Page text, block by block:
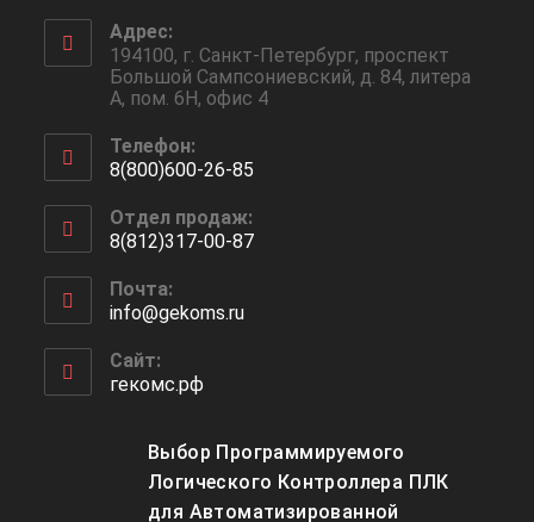
Адрес:
194100, г. Санкт-Петербург, проспект
Большой Сампсониевский, д. 84, литера
А, пом. 6Н, офис 4
Телефон:
8(800)600-26-85
в
вашем
приложении
Отдел продаж:
8(812)317-00-87
в
вашем
приложении
Почта:
info@gekoms.ruОткроется
Сайт:
гекомс.рф
Выбор Программируемого
Логического Контроллера ПЛК
для Автоматизированной